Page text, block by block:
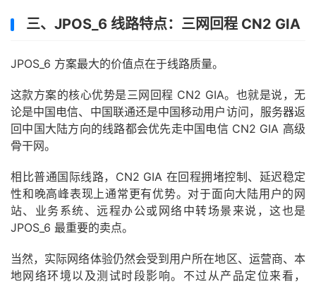
三、JPOS_6 线路特点：三网回程 CN2 GIA
JPOS_6 方案最大的价值点在于线路质量。
这款方案的核心优势是三网回程 CN2 GIA。也就是说，无
论是中国电信、中国联通还是中国移动用户访问，服务器返
回中国大陆方向的线路都会优先走中国电信 CN2 GIA 高级
骨干网。
相比普通国际线路，CN2 GIA 在回程拥堵控制、延迟稳定
性和晚高峰表现上通常更有优势。对于面向大陆用户的网
站、业务系统、远程办公或网络中转场景来说，这也是
JPOS_6 最重要的卖点。
当然，实际网络体验仍然会受到用户所在地区、运营商、本
地网络环境以及测试时段影响。不过从产品定位来看，